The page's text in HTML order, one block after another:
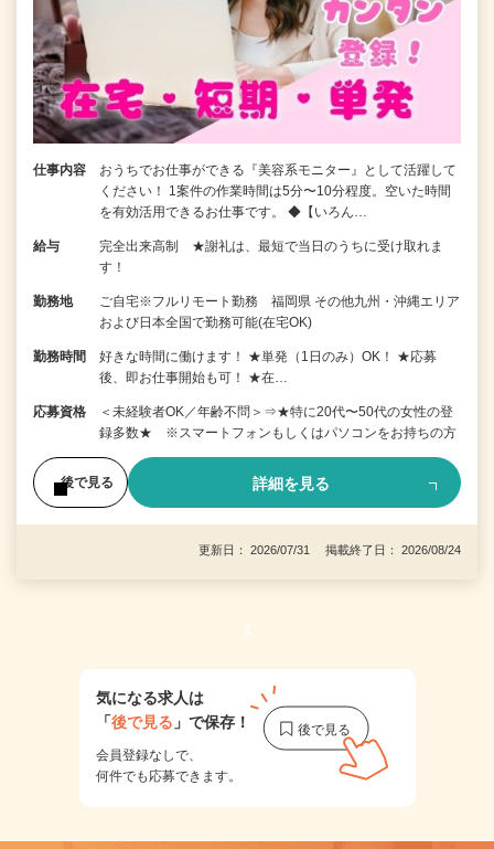
仕事内容
おうちでお仕事ができる『美容系モニター』として活躍して
ください！ 1案件の作業時間は5分〜10分程度。空いた時間
を有効活用できるお仕事です。 ◆【いろん…
給与
完全出来高制 ★謝礼は、最短で当日のうちに受け取れま
す！
勤務地
ご自宅※フルリモート勤務 福岡県 その他九州・沖縄エリア
および日本全国で勤務可能(在宅OK)
勤務時間
好きな時間に働けます！ ★単発（1日のみ）OK！ ★応募
後、即お仕事開始も可！ ★在…
応募資格
＜未経験者OK／年齢不問＞⇒★特に20代〜50代の女性の登
録多数★ ※スマートフォンもしくはパソコンをお持ちの方
後で見る 詳細を見る
更新日： 2026/07/31 掲載終了日： 2026/08/24
1
気になる求人は
「後で見る 」で保存！
会員登録なしで、
何件でも応募できます。